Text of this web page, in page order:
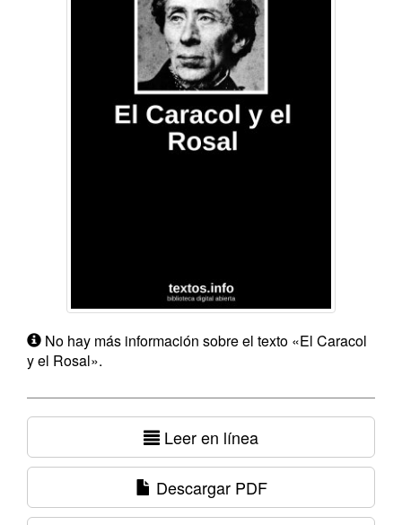
No hay más información sobre el texto «El Caracol
y el Rosal».
Leer en línea
Descargar PDF